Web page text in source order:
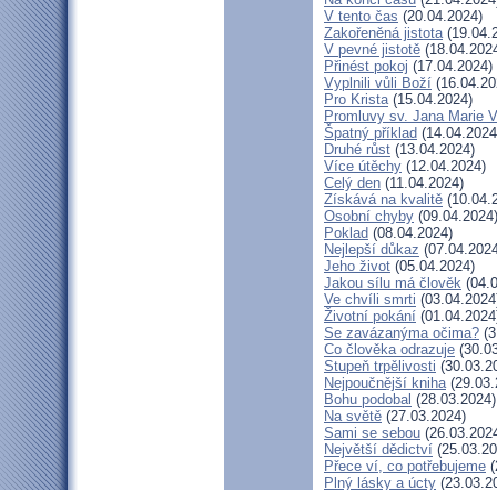
V tento čas (20.04.2024)
Zakořeněná jistota
V pevné jistotě
Přinést pokoj (17.04.2024)
Vyplnili vůli Boží
Pro Krista(15.04.2024)
Promluvy sv. Jana Marie
Špatný příklad
Druhé růst (13.04.2024)
Více útěchy (12.04.2024)
Celý den (11.04.2024)
Získává na kvalitě
Osobní chyby (09.04.2024)
Poklad (08.04.2024)
Nejlepší důkaz
Jeho život (05.04.2024)
Jakou sílu má člověk
Ve chvíli smrti
Životní pokání
Se zavázanýma očima?
Co člověka odrazuje
Stupeň trpělivosti
Nejpoučnější kniha
Bohu podobal (28.03.2024)
Na světě (27.03.2024)
Sami se sebou
Největší dědictví
Přece ví, co potřebujeme
Plný lásky a úcty